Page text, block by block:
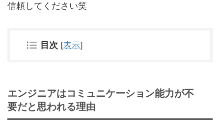
信頼してください笑
目次 [表示]
エンジニアはコミュニケーション能力が不
要だと思われる理由